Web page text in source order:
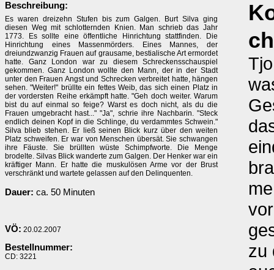
Beschreibung:
Es waren dreizehn Stufen bis zum Galgen. Burt Silva ging
diesen Weg mit schlotternden Knien. Man schrieb das Jahr
1773. Es sollte eine öffentliche Hinrichtung stattfinden. Die
Hinrichtung eines Massenmörders. Eines Mannes, der
dreiundzwanzig Frauen auf grausame, bestialische Art ermordet
hatte. Ganz London war zu diesem Schreckensschauspiel
gekommen. Ganz London wollte den Mann, der in der Stadt
unter den Frauen Angst und Schrecken verbreitet hatte, hängen
sehen. "Weiter!" brüllte ein fettes Weib, das sich einen Platz in
der vordersten Reihe erkämpft hatte. "Geh doch weiter. Warum
bist du auf einmal so feige? Warst es doch nicht, als du die
Frauen umgebracht hast..." "Ja", schrie ihre Nachbarin. "Steck
endlich deinen Kopf in die Schlinge, du verdammtes Schwein."
Silva blieb stehen. Er ließ seinen Blick kurz über den weiten
Platz schweifen. Er war von Menschen übersät. Sie schwangen
ihre Fäuste. Sie brüllten wüste Schimpfworte. Die Menge
brodelte. Silvas Blick wanderte zum Galgen. Der Henker war ein
kräftiger Mann. Er hatte die muskulösen Arme vor der Brust
verschränkt und wartete gelassen auf den Delinquenten.
Dauer: ca. 50 Minuten
VÖ: 20.02.2007
Bestellnummer:
CD: 3221
zu